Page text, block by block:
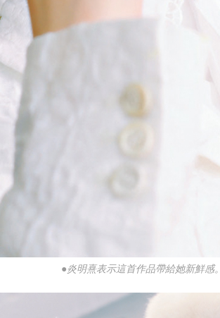
●炎明熹表示這首作品帶給她新鮮感。